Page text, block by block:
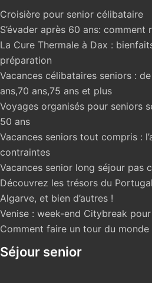
Croisière pour senior célibataire
S’évader après 60 ans: comment
La Cure Thermale à Dax :
préparation
Vacances célibataires seniors :
ans,70 ans,75 ans et plus
Voyages organisés pour seniors
50 ans
Vacances seniors tout compris :
contraintes
Vacances senior long séjour pas
Découvrez les trésors du
Algarve, et bien d’autres !
Venise : week-end Citybreak
Comment faire un tour du
Séjour senior